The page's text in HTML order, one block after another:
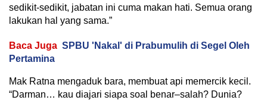
sedikit-sedikit, jabatan ini cuma makan hati. Semua orang
lakukan hal yang sama.”
Baca Juga SPBU 'Nakal' di Prabumulih di Segel Oleh
Pertamina
Mak Ratna mengaduk bara, membuat api memercik kecil.
“Darman… kau diajari siapa soal benar–salah? Dunia?